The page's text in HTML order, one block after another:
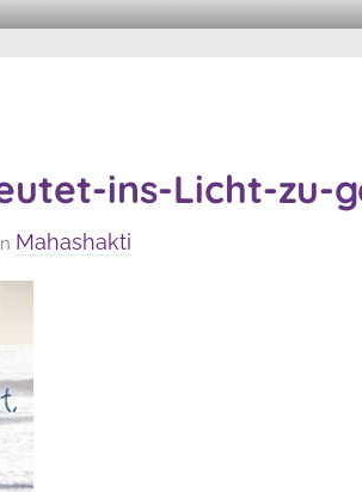
ins-Licht-zu-
Mahashakti